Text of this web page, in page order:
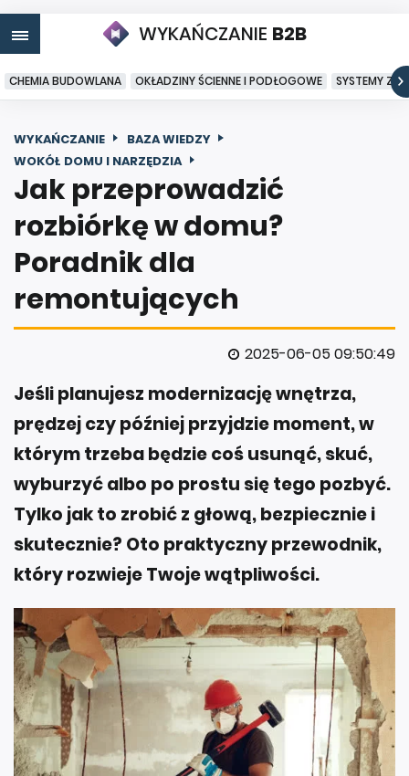
WYKAŃCZANIE B2B
CHEMIA BUDOWLANA OKŁADZINY ŚCIENNE I PODŁOGOWE SYSTEMY
WYKAŃCZANIE
BAZA WIEDZY
WOKÓŁ DOMU I NARZĘDZIA
Jak przeprowadzić
rozbiórkę w domu?
Poradnik dla
remontujących
2025-06-05 09:50:49
Jeśli planujesz modernizację wnętrza,
prędzej czy później przyjdzie moment, w
którym trzeba będzie coś usunąć, skuć,
wyburzyć albo po prostu się tego pozbyć.
Tylko jak to zrobić z głową, bezpiecznie i
skutecznie? Oto praktyczny przewodnik,
który rozwieje Twoje wątpliwości.